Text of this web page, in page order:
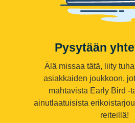
Pysytään
Älä missaa tätä, liity
asiakkaiden joukkoon,
mahtavista Early Bird -
ainutlaatuisista
reiteillä!